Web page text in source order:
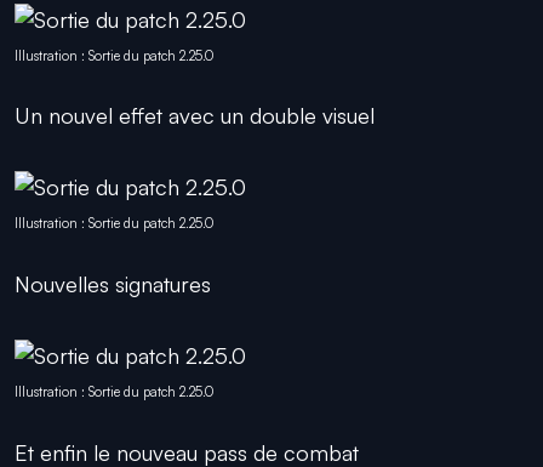
Illustration : Sortie du patch 2.25.0
Un nouvel effet avec un double visuel
Illustration : Sortie du patch 2.25.0
Nouvelles signatures
Illustration : Sortie du patch 2.25.0
Et enfin le nouveau pass de combat